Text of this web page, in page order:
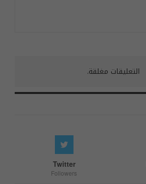
التعليقات مغلقة.
Twitter
Followers